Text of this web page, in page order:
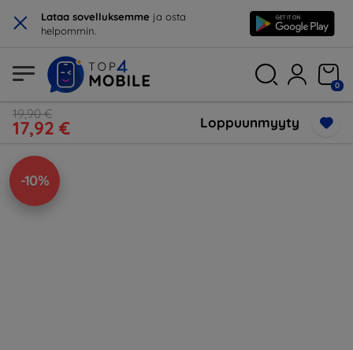
× Lataa sovelluksemme ja osta
helpommin.
0
19,90 €
17,92 € Loppuunmyyty
-10%